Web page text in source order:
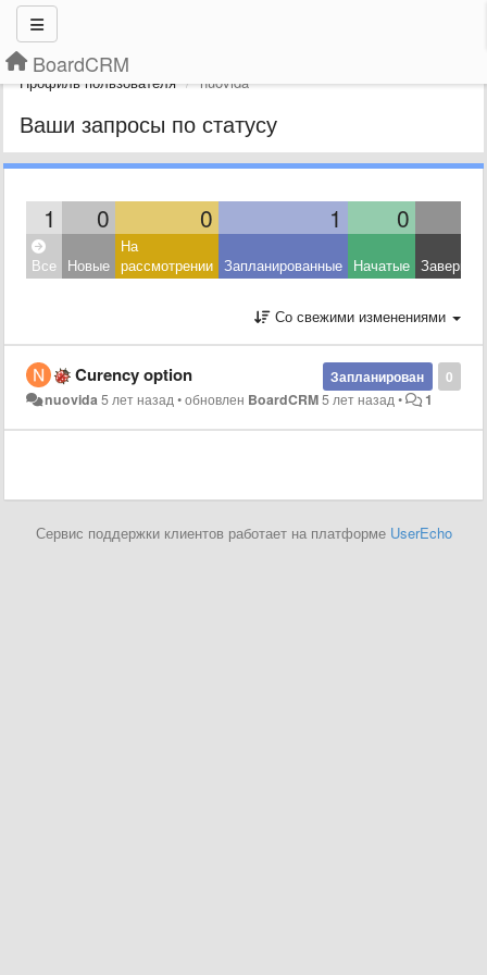
BoardCRM
Профиль пользователя nuovida
Ваши запросы по статусу
1 0 0 1 0
Все Новые
На
рассмотрении Запланированные Начатые
Со свежими изменениями
0
Запланирован
Curency option
nuovida5 лет назад•обновлен BoardCRM5 лет назад• 1
Сервис поддержки клиентов работает на платформе UserEcho